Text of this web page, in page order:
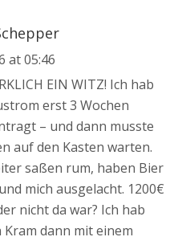
at 05:46
EIN WITZ! Ich hab
erst 3 Wochen
– und dann musste
auf den Kasten warten.
saßen rum, haben Bier
mich ausgelacht. 1200€
nicht da war? Ich hab
Kram dann mit einem